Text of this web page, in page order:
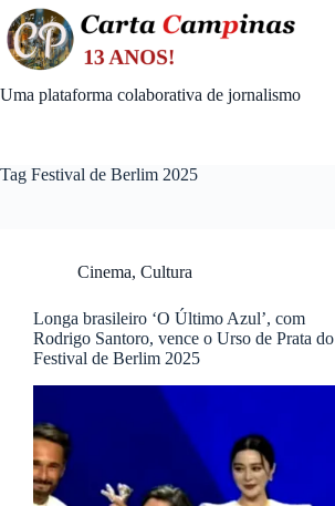
Skip
to
content
Uma plataforma colaborativa de jornalismo
Tag Festival de Berlim 2025
Cinema, Cultura
Longa brasileiro ‘O Último Azul’, com
Rodrigo Santoro, vence o Urso de Prata do
Festival de Berlim 2025